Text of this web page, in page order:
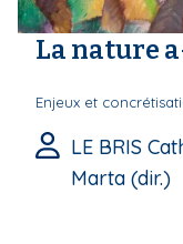
La nature
Enjeux et
LE BRIS
Marta (dir.)